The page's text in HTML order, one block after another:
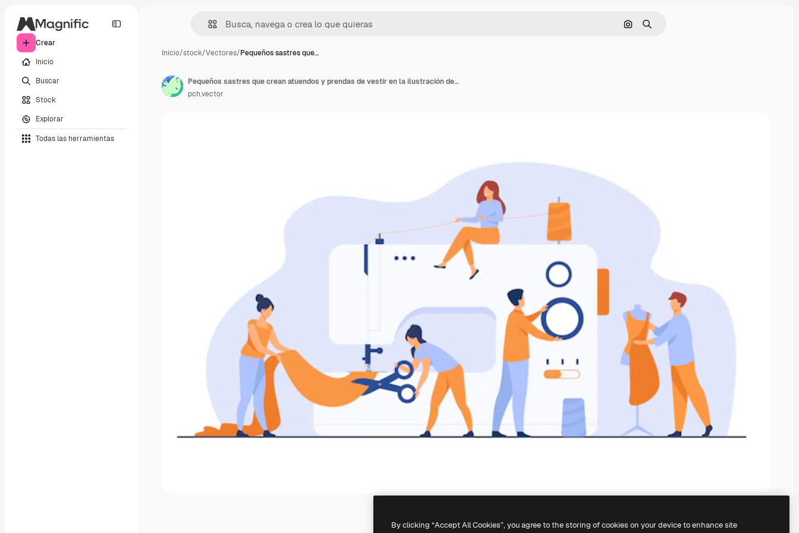
Crear
Inicio
Buscar
Stock
Explorar
Todas las herramientas
Buscar por imagen
Buscar
Inicio/stock/Vectores/Pequeños sastres que…
Pequeños sastres que crean atuendos y prendas de vestir en la ilustración de vector plano de la máquina de coser. Dibujos animados de mujeres y hombres que trabajan con maniquí.
pch.vector
By clicking “Accept All Cookies”, you agree to the storing of cookies on your device to enhance site